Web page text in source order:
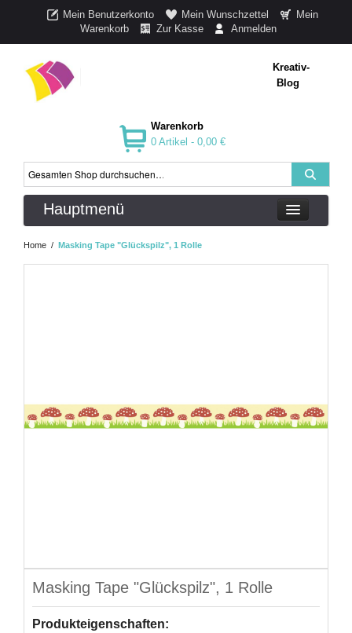
Mein Benutzerkonto Mein Wunschzettel
Mein
Warenkorb
Zur Kasse Anmelden
Kreativ-
Blog
Warenkorb
0 Artikel - 0,00 €
Hauptmenü
Home / Masking Tape "Glückspilz", 1 Rolle
Masking Tape "Glückspilz", 1 Rolle
Produkteigenschaften: